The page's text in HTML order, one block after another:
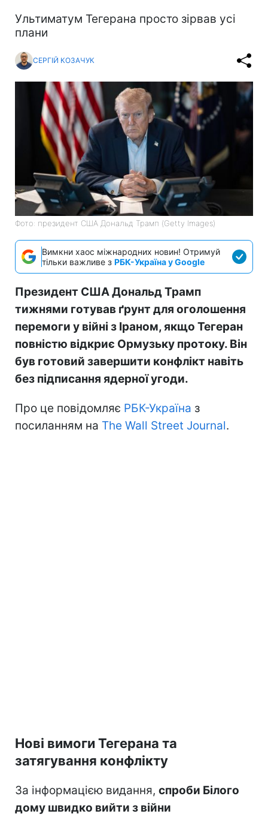
Ультиматум Тегерана просто зірвав усі
плани
СЕРГІЙ КОЗАЧУК
Фото: президент США Дональд Трамп (Getty Images)
Вимкни хаос міжнародних новин! Отримуй
тільки важливе з РБК-Україна у Google
Президент США Дональд Трамп
тижнями готував ґрунт для оголошення
перемоги у війні з Іраном, якщо Тегеран
повністю відкриє Ормузьку протоку. Він
був готовий завершити конфлікт навіть
без підписання ядерної угоди.
Про це повідомляє РБК-Україна з
посиланням на The Wall Street Journal.
Нові вимоги Тегерана та
затягування конфлікту
За інформацією видання, спроби Білого
дому швидко вийти з війни